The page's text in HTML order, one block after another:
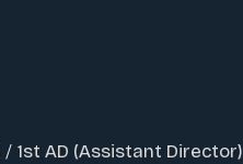
/ 1st AD (Assistant Director)